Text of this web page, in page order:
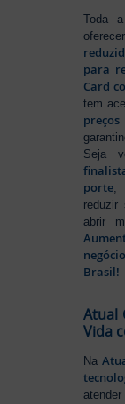
Toda
para
Card
tem
Seja
porte
reduzir
abrir
Brasil!
Atual
Vida
Na